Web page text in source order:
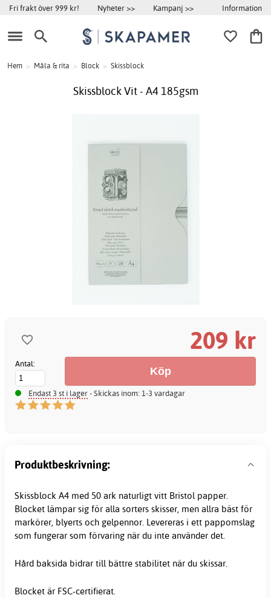
Fri frakt över 999 kr! Nyheter >> Kampanj >> Information
Hem > Måla & rita > Block > Skissblock
Skissblock Vit - A4 185gsm
209 kr
Antal:
Endast 3 st i lager- Skickas inom: 1-3 vardagar
Produktbeskrivning:
Skissblock A4 med 50 ark naturligt vitt Bristol papper.
Blocket lämpar sig för alla sorters skisser, men allra bäst för
markörer, blyerts och gelpennor. Levereras i ett pappomslag
som fungerar som förvaring när du inte använder det.
Hård baksida bidrar till bättre stabilitet när du skissar.
Blocket är FSC-certifierat.